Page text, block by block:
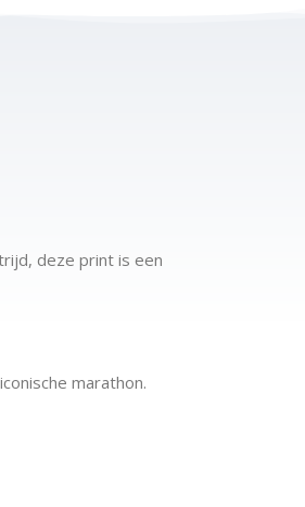
deze print is een
marathon.